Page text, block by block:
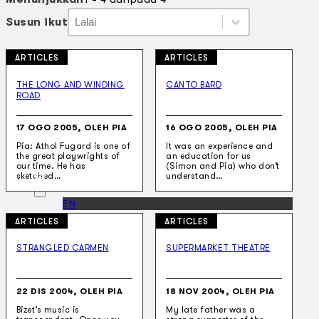
Teater
Penapisan
Sejarah Lisan
Mengenai Kami
Hubungi Kami
BM
EN
Cari laman web
Susun ikut Susun ikut
Susun ikut
Susun ikut
ARTICLES
THE LONG AND WINDING
ROAD
17 OGO 2005, OLEH PIA
Pia: Athol Fugard is one of
the great playwrights of
our time. He has
sketched…
ARTICLES
CANTO BARD
16 OGO 2005, OLEH PIA
It was an experience and
an education for us
(Simon and Pia) who don’t
understand…
ARTICLES
STRANGLED CARMEN
22 DIS 2004, OLEH PIA
Bizet’s music is
ARTICLES
SUPERMARKET THEATRE
18 NOV 2004, OLEH PIA
My late father was a